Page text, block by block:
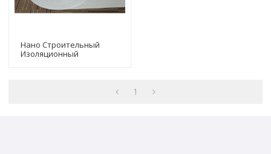
Нано Строительный
Изоляционный
1